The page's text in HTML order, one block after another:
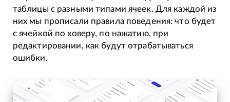
таблицы с разными типами ячеек. Для каждой из
них мы прописали правила поведения: что будет
с ячейкой по ховеру, по нажатию, при
редактировании, как будут отрабатываться
ошибки.